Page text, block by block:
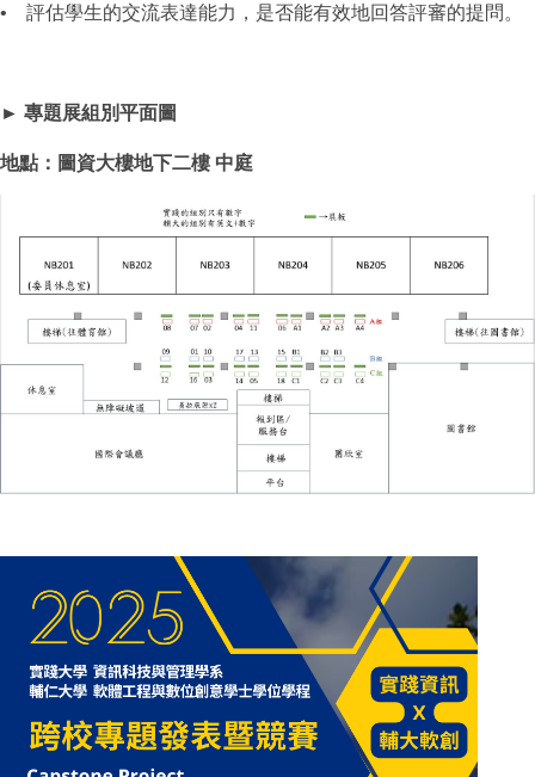
• 評估學生的交流表達能力，是否能有效地回答評審的提問。
► 專題展組別平面圖
地點：圖資大樓地下二樓 中庭